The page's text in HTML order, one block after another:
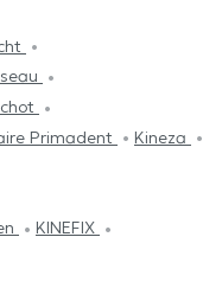
Primadent
Kineza
KINEFIX